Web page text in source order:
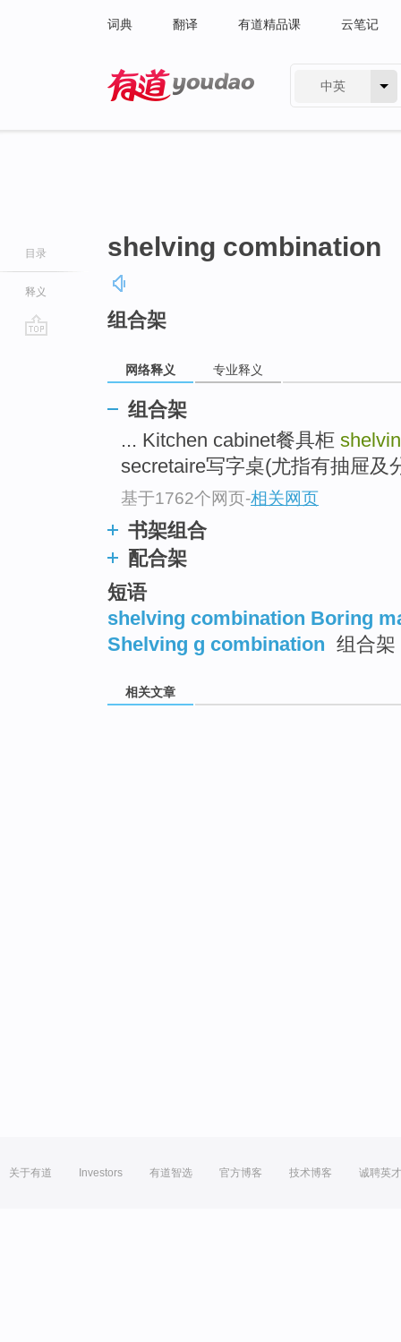
词典 翻译 有道精品课 云笔记
中英
目录
释义
shelving combination
组合架
网络释义 专业释义
组合架
... Kitchen cabinet餐具柜
secretaire写字桌(尤指有抽屉及
基于1762个网页-相关网页
书架组合
配合架
短语
shelving combination Boring
Shelving g combination 组合架
相关文章
关于有道 Investors 有道智选 官方博客 技术博客 诚聘英才